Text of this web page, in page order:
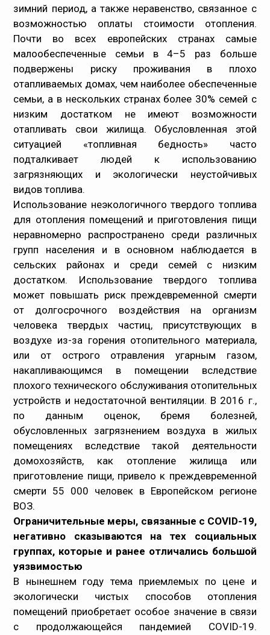
зимний период, а также неравенство, связанное с
возможностью оплаты стоимости отопления.
Почти во всех европейских странах самые
малообеспеченные семьи в 4–5 раз больше
подвержены риску проживания в плохо
отапливаемых домах, чем наиболее обеспеченные
семьи, а в нескольких странах более 30% семей с
низким достатком не имеют возможности
отапливать свои жилища. Обусловленная этой
ситуацией «топливная бедность» часто
подталкивает людей к использованию
загрязняющих и экологически неустойчивых
видов топлива.
Использование неэкологичного твердого топлива
для отопления помещений и приготовления пищи
неравномерно распространено среди различных
групп населения и в основном наблюдается в
сельских районах и среди семей с низким
достатком. Использование твердого топлива
может повышать риск преждевременной смерти
от долгосрочного воздействия на организм
человека твердых частиц, присутствующих в
воздухе из-за горения отопительного материала,
или от острого отравления угарным газом,
накапливающимся в помещении вследствие
плохого технического обслуживания отопительных
устройств и недостаточной вентиляции. В 2016 г.,
по данным оценок, бремя болезней,
обусловленных загрязнением воздуха в жилых
помещениях вследствие такой деятельности
домохозяйств, как отопление жилища или
приготовление пищи, привело к преждевременной
смерти 55 000 человек в Европейском регионе
ВОЗ.
Ограничительные меры, связанные с COVID-19,
негативно сказываются на тех социальных
группах, которые и ранее отличались большой
уязвимостью
В нынешнем году тема приемлемых по цене и
экологически чистых способов отопления
помещений приобретает особое значение в связи
с продолжающейся пандемией COVID-19.